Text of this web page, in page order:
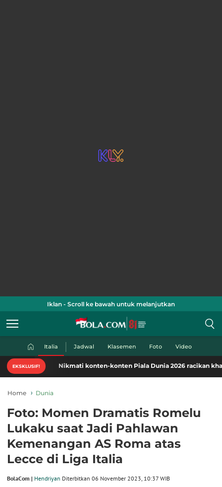
Iklan - Scroll ke bawah untuk melanjutkan
Italia Jadwal Klasemen Foto Video
EKSKLUSIF!Nikmati konten-konten Piala Dunia 2026 racikan khas
Home Dunia
Foto: Momen Dramatis Romelu
Lukaku saat Jadi Pahlawan
Kemenangan AS Roma atas
Lecce di Liga Italia
BolaCom | Hendriyan Diterbitkan 06 November 2023, 10:37 WIB